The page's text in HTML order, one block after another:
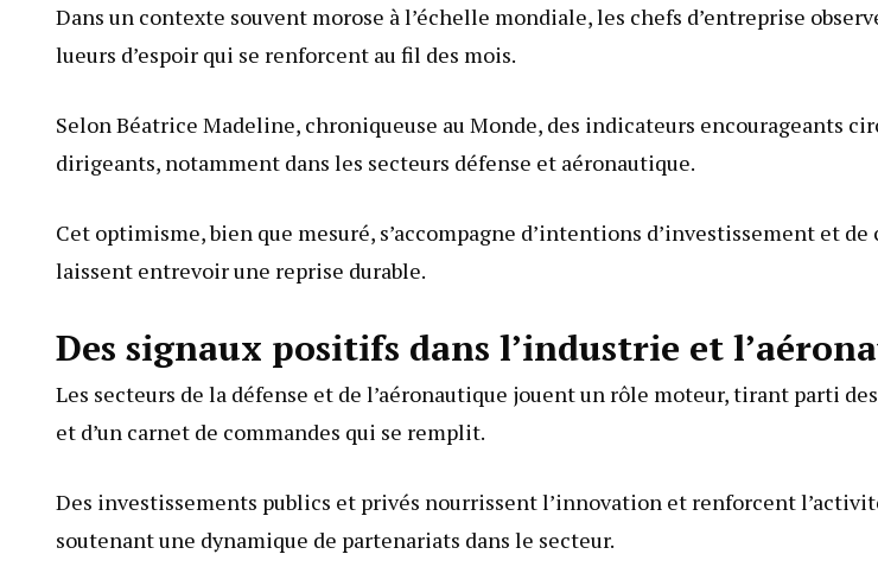
Dans un contexte souvent morose à l’échelle mondiale, les chefs d’entreprise
lueurs d’espoir qui se renforcent au fil des mois.
Selon Béatrice Madeline, chroniqueuse au Monde, des indicateurs encourageants
dirigeants, notamment dans les secteurs défense et aéronautique.
Cet optimisme, bien que mesuré, s’accompagne d’intentions d’investissement et de
laissent entrevoir une reprise durable.
Des signaux positifs dans l’industrie et
Les secteurs de la défense et de l’aéronautique jouent un rôle moteur, tirant parti
et d’un carnet de commandes qui se remplit.
Des investissements publics et privés nourrissent l’innovation et renforcent
soutenant une dynamique de partenariats dans le secteur.